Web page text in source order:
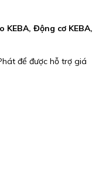
KEBA, Động cơ KEBA,
để được hỗ trợ giá